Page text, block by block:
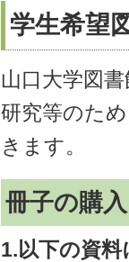
学生希望
山口大学図
研究等のた
きます。
冊子の購
1.以下の資